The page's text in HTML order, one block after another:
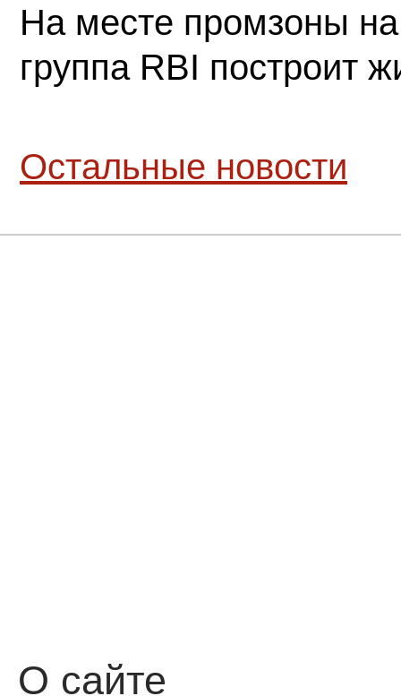
На месте промзоны
группа RBI построит
Остальные новости
О сайте